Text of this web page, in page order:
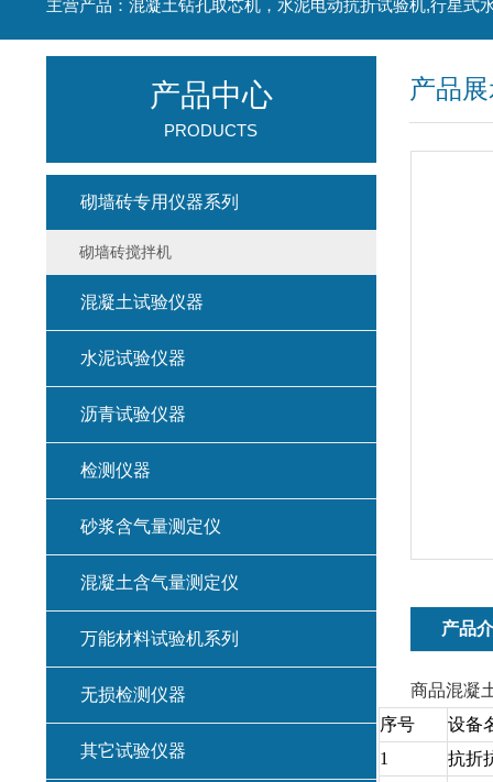
产品
产品
商品混凝
序号
设备
1
抗折
产品中心
PRODUCTS
砌墙砖专用仪器系列
砌墙砖搅拌机
混凝土试验仪器
水泥试验仪器
沥青试验仪器
检测仪器
砂浆含气量测定仪
混凝土含气量测定仪
万能材料试验机系列
无损检测仪器
其它试验仪器